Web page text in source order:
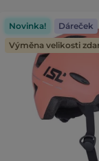
Novinka!
Dáreček
Výměna velikosti